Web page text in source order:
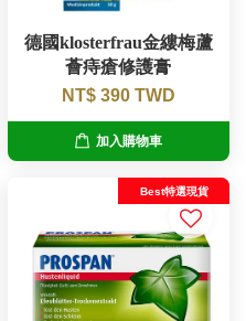
德國klosterfrau金縷梅蘆
薈痔瘡修護膏
NT$ 390 TWD
加入購物車
Best特選現貨